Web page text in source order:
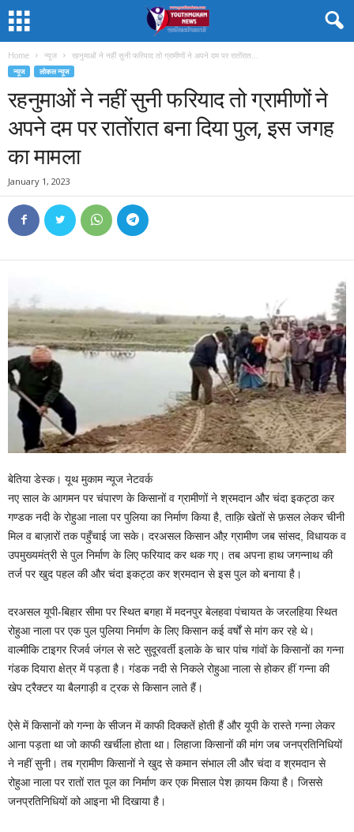
Home न्यूज रहनुमाओं ने नहीं सुनी फरियाद तो ग्रामीणों ने अपने दम पर रातोंरात...
न्यूज लोकल न्यूज
रहनुमाओं ने नहीं सुनी फरियाद तो ग्रामीणों ने
अपने दम पर रातोंरात बना दिया पुल, इस जगह
का मामला
January 1, 2023
बेतिया डेस्क। यूथ मुकाम न्यूज नेटवर्क
नए साल के आगमन पर चंपारण के किसानों व ग्रामीणों ने श्रमदान और चंदा इकट्ठा कर
गण्डक नदी के रोहुआ नाला पर पुलिया का निर्माण किया है, ताक़ि खेतों से फ़सल लेकर चीनी
मिल व बाज़ारों तक पहुँचाई जा सके। दरअसल किसान औऱ ग्रामीण जब सांसद, विधायक व
उपमुख्यमंत्री से पुल निर्माण के लिए फरियाद कर थक गए। तब अपना हाथ जगन्नाथ की
तर्ज पर खुद पहल की और चंदा इकट्ठा कर श्रमदान से इस पुल को बनाया है।
दरअसल यूपी-बिहार सीमा पर स्थित बगहा में मदनपुर बेलहवा पंचायत के जरलहिया स्थित
रोहुआ नाला पर एक पुल पुलिया निर्माण के लिए किसान कई वर्षों से मांग कर रहे थे।
वाल्मीकि टाइगर रिजर्व जंगल से सटे सुदूरवर्ती इलाके के चार पांच गांवों के किसानों का गन्ना
गंडक दियारा क्षेत्र में पड़ता है। गंडक नदी से निकले रोहुआ नाला से होकर हीं गन्ना की
खेप ट्रैक्टर या बैलगाड़ी व ट्रक से किसान लाते हैं।
ऐसे में किसानों को गन्ना के सीजन में काफी दिक्कतें होती हैं और यूपी के रास्ते गन्ना लेकर
आना पड़ता था जो काफी खर्चीला होता था। लिहाजा किसानों की मांग जब जनप्रतिनिधियों
ने नहीं सुनी। तब ग्रामीण किसानों ने खुद से कमान संभाल ली और चंदा व श्रमदान से
रोहुआ नाला पर रातों रात पूल का निर्माण कर एक मिसाल पेश क़ायम किया है। जिससे
जनप्रतिनिधियों को आइना भी दिखाया है।